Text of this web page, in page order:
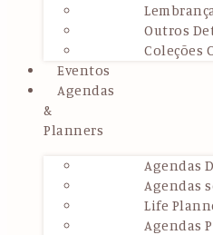
Outros
Coleções
Eventos
Agendas
&
Planners
Agendas
Agendas
Life
Agendas